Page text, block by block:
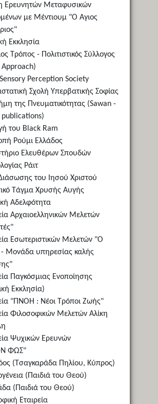
Ερευνητών Μεταφυσικών
με Μέντιουμ "Ο Άγιος
Εκκλησία
Τρόπος - Πολιτιστικός Σύλλογος
Perception Society
Σχολή Υπερβατικής Σοφίας
της Πνευματικότητας (Sawan -
publications)
του Black Ram
Ρούμι Ελλάδος
Ελευθέρων Σπουδών
Ράιτ
του Ιησού Χριστού
Τάγμα Χρυσής Αυγής
Αδελφότητα
Αρχαιοελληνικών Μελετών
Εσωτεριστικών Μελετών "Ο
Μονάδα υπηρεσίας καλής
Παγκόσμιας Ενοποίησης
Εκκλησία)
"ΠΝΟΗ : Νέοι Τρόποι Ζωής"
Φιλοσοφικών Μελετών Αλίκη
Ψυχικών Ερευνών
ΦΩΣ"
(Τσαγκαράδα Πηλίου, Κύπρος)
(Παιδιά του Θεού)
(Παιδιά του Θεού)
Εταιρεία